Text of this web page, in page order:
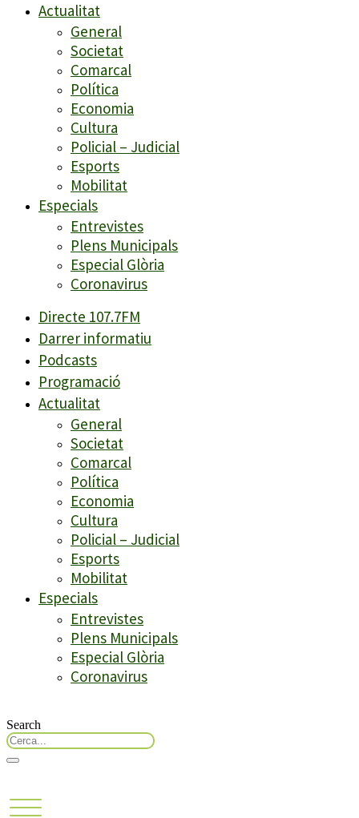
Actualitat
General
Societat
Comarcal
Política
Economia
Cultura
Policial – Judicial
Esports
Mobilitat
Especials
Entrevistes
Plens Municipals
Especial Glòria
Coronavirus
Directe 107.7FM
Darrer informatiu
Podcasts
Programació
Actualitat
General
Societat
Comarcal
Política
Economia
Cultura
Policial – Judicial
Esports
Mobilitat
Especials
Entrevistes
Plens Municipals
Especial Glòria
Coronavirus
Search